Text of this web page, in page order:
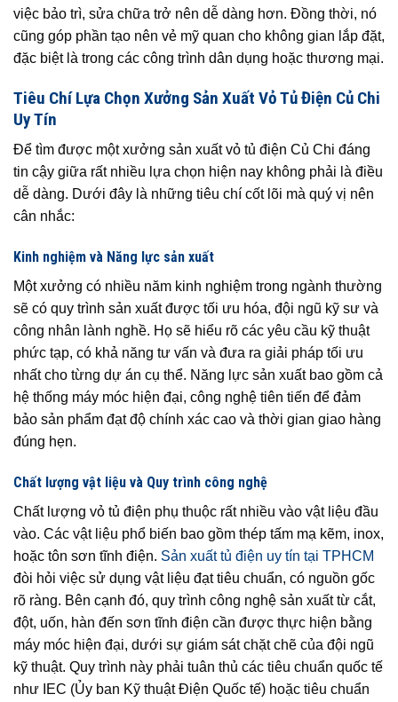
việc bảo trì, sửa chữa trở nên dễ dàng hơn. Đồng thời, nó
cũng góp phần tạo nên vẻ mỹ quan cho không gian lắp đặt,
đặc biệt là trong các công trình dân dụng hoặc thương mại.
Tiêu Chí Lựa Chọn Xưởng Sản Xuất Vỏ Tủ Điện Củ Chi
Uy Tín
Để tìm được một xưởng sản xuất vỏ tủ điện Củ Chi đáng
tin cậy giữa rất nhiều lựa chọn hiện nay không phải là điều
dễ dàng. Dưới đây là những tiêu chí cốt lõi mà quý vị nên
cân nhắc:
Kinh nghiệm và Năng lực sản xuất
Một xưởng có nhiều năm kinh nghiệm trong ngành thường
sẽ có quy trình sản xuất được tối ưu hóa, đội ngũ kỹ sư và
công nhân lành nghề. Họ sẽ hiểu rõ các yêu cầu kỹ thuật
phức tạp, có khả năng tư vấn và đưa ra giải pháp tối ưu
nhất cho từng dự án cụ thể. Năng lực sản xuất bao gồm cả
hệ thống máy móc hiện đại, công nghệ tiên tiến để đảm
bảo sản phẩm đạt độ chính xác cao và thời gian giao hàng
đúng hẹn.
Chất lượng vật liệu và Quy trình công nghệ
Chất lượng vỏ tủ điện phụ thuộc rất nhiều vào vật liệu đầu
vào. Các vật liệu phổ biến bao gồm thép tấm mạ kẽm, inox,
hoặc tôn sơn tĩnh điện. Sản xuất tủ điện uy tín tại TPHCM
đòi hỏi việc sử dụng vật liệu đạt tiêu chuẩn, có nguồn gốc
rõ ràng. Bên cạnh đó, quy trình công nghệ sản xuất từ cắt,
đột, uốn, hàn đến sơn tĩnh điện cần được thực hiện bằng
máy móc hiện đại, dưới sự giám sát chặt chẽ của đội ngũ
kỹ thuật. Quy trình này phải tuân thủ các tiêu chuẩn quốc tế
như IEC (Ủy ban Kỹ thuật Điện Quốc tế) hoặc tiêu chuẩn